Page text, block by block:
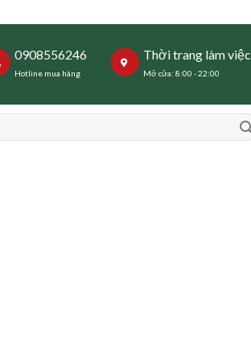
0908556246
Hotline mua hàng
Thời trang làm việc
Mở cửa: 8:00 - 22:00